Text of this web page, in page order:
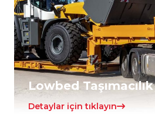
Lowbed Taşımacılık
Detaylar için tıklayın